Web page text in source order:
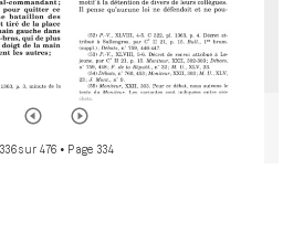
336 sur 476 • Page 334